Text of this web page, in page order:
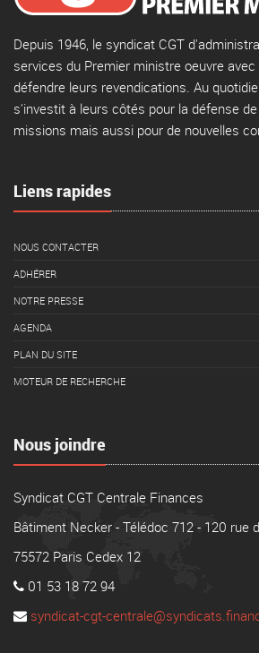
Depuis 1946, le syndicat CGT
services du Premier ministre oeuvre
défendre leurs revendications. Au
s'investit à leurs côtés pour la défense
missions mais aussi pour de nouvelles
Liens rapides
NOUS CONTACTER
ADHÉRER
NOTRE PRESSE
AGENDA
PLAN DU SITE
MOTEUR DE RECHERCHE
Nous joindre
Syndicat CGT Centrale Finances
Bâtiment Necker - Télédoc 712 - 120 rue
75572 Paris Cedex 12
01 53 18 72 94
syndicat-cgt-